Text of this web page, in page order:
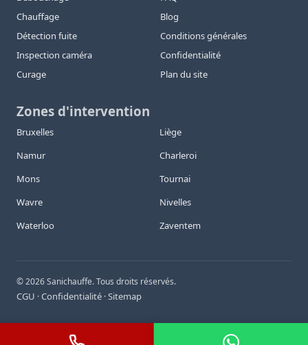
Chauffage
Détection fuite
Inspection caméra
Curage
Blog
Conditions générales
Confidentialité
Plan du site
Zones d'intervention
Bruxelles
Liège
Namur
Charleroi
Mons
Tournai
Wavre
Nivelles
Waterloo
Zaventem
©2026Sanichauffe. Tous droits réservés.
CGU ·Confidentialité ·Sitemap